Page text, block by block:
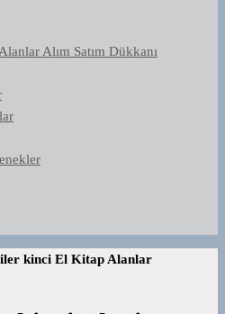
Alım Satım Dükkanı
kinci El Kitap Alanlar